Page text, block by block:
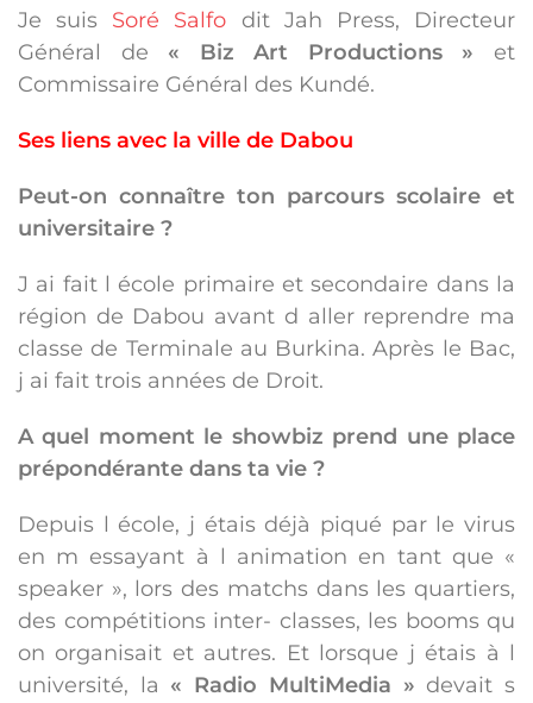
Je suis Soré Salfo dit Jah Press, Directeur
Général de « Biz Art Productions » et
Commissaire Général des Kundé.
Ses liens avec la ville de Dabou
Peut-on connaître ton parcours scolaire et
universitaire ?
J ai fait l école primaire et secondaire dans la
région de Dabou avant d aller reprendre ma
classe de Terminale au Burkina. Après le Bac,
j ai fait trois années de Droit.
A quel moment le showbiz prend une place
prépondérante dans ta vie ?
Depuis l école, j étais déjà piqué par le virus
en m essayant à l animation en tant que «
speaker », lors des matchs dans les quartiers,
des compétitions inter- classes, les booms qu
on organisait et autres. Et lorsque j étais à l
université, la « Radio MultiMedia » devait s